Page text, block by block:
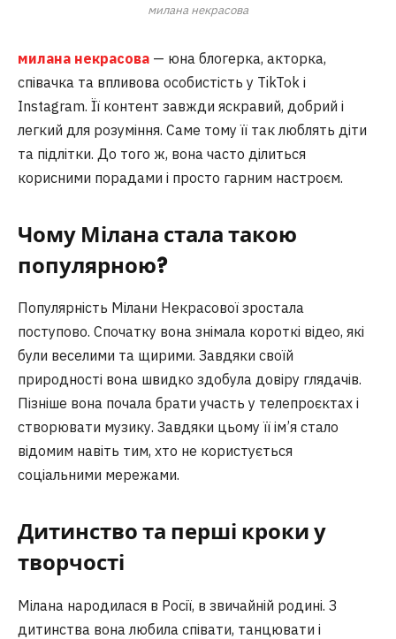
милана некрасова
милана некрасова — юна блогерка, акторка,
співачка та впливова особистість у TikTok і
Instagram. Її контент завжди яскравий, добрий і
легкий для розуміння. Саме тому її так люблять діти
та підлітки. До того ж, вона часто ділиться
корисними порадами і просто гарним настроєм.
Чому Мілана стала такою
популярною?
Популярність Мілани Некрасової зростала
поступово. Спочатку вона знімала короткі відео, які
були веселими та щирими. Завдяки своїй
природності вона швидко здобула довіру глядачів.
Пізніше вона почала брати участь у телепроєктах і
створювати музику. Завдяки цьому її ім’я стало
відомим навіть тим, хто не користується
соціальними мережами.
Дитинство та перші кроки у
творчості
Мілана народилася в Росії, в звичайній родині. З
дитинства вона любила співати, танцювати і